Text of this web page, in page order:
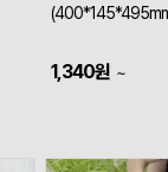
1,340원 ~